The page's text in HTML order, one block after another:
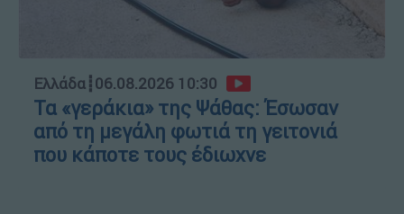
Ελλάδα┋06.08.2026 10:30
Τα «γεράκια» της Ψάθας: Έσωσαν
από τη μεγάλη φωτιά τη γειτονιά
που κάποτε τους έδιωχνε